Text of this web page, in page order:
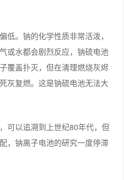
低。钠的化学性质非常活泼，
或水都会剧烈反应，钠硫电池
覆盖扑灭，但在清理燃烧灰烬
灰复燃。这是钠硫电池无法大
可以追溯到上世纪80年代，但
，钠离子电池的研究一度停滞